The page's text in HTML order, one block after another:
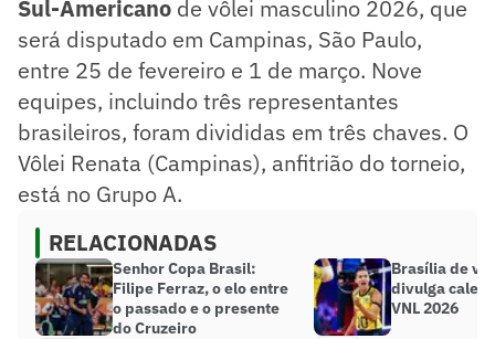
Sul-Americano de vôlei masculino 2026, que
será disputado em Campinas, São Paulo,
entre 25 de fevereiro e 1 de março. Nove
equipes, incluindo três representantes
brasileiros, foram divididas em três chaves. O
Vôlei Renata (Campinas), anfitrião do torneio,
está no Grupo A.
RELACIONADAS
Senhor Copa Brasil:
Filipe Ferraz, o elo entre
o passado e o presente
do Cruzeiro
Brasília de
divulga
VNL 2026